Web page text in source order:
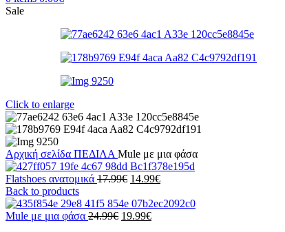
Sale
Click to enlarge
Αρχική σελίδα ΠΕΔΙΛΑ Mule με μια φάσα
Flatshoes ανατομικά 17.99€ Original
was:
17.99€.
14.99€Η
τιμή
Back to products
Mule με μια φάσα 24.99€ Original
19.99€Η